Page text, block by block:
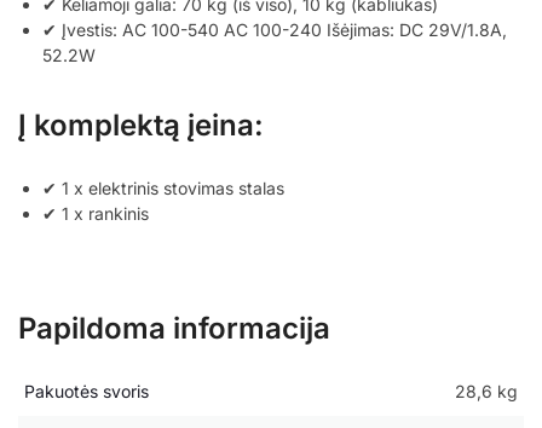
✔ Keliamoji galia: 70 kg (iš viso), 10 kg (kabliukas)
✔ Įvestis: AC 100-540 AC 100-240 Išėjimas: DC 29V/1.8A,
52.2W
Į komplektą įeina:
✔ 1 x elektrinis stovimas stalas
✔ 1 x rankinis
Papildoma informacija
Pakuotės svoris 28,6 kg